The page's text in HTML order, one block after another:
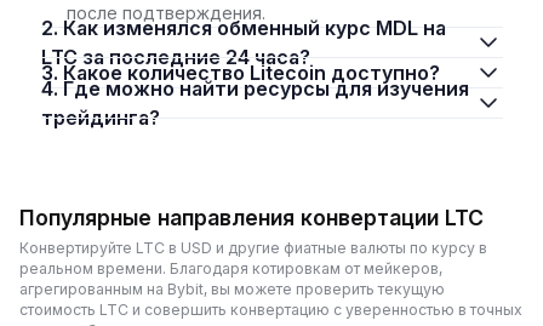
после подтверждения.
2. Как изменялся обменный курс MDL на
LTC за последние 24 часа?
3. Какое количество Litecoin доступно?
4. Где можно найти ресурсы для изучения
трейдинга?
Популярные направления конвертации LTC
Конвертируйте LTC в USD и другие фиатные валюты по курсу в
реальном времени. Благодаря котировкам от мейкеров,
агрегированным на Bybit, вы можете проверить текущую
стоимость LTC и совершить конвертацию с уверенностью в точных